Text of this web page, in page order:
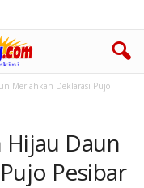
Meriahkan Deklarasi Pujo
Hijau Daun
Pesibar